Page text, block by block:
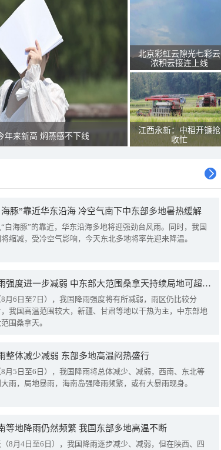
年来新高 焖蒸感不下线
北京彩虹云隙光七彩云
浓积云接连上线
江西永新：中稻开镰抢
收忙
海豚”靠近华东沿海 冷空气南下中东部多地暑热缓解
白海豚”的靠近，华东沿海多地将迎强劲台风雨。同时，我国
缩减，受冷空气影响，今天东北多地将率先迎来降温。
我国降雨强度进一步减弱 中东部大范围桑拿天持续局地可超38℃
月6日至7日），我国降雨强度将有所减弱，雨区仍比较分
我国高温范围较大，新疆、甘肃等地以干热为主，中东部地
围桑拿天。
整体减少减弱 东部多地高温闷热盛行
月5日至6日），我国降雨将总体减少、减弱，西南、东北等
雨，局地暴雨，海南岛强降雨频繁，或有大暴雨现身。
等地降雨仍然频繁 我国东部多地高温不断
8月4日至6日），我国降雨逐步减少、减弱，但在陕西、四